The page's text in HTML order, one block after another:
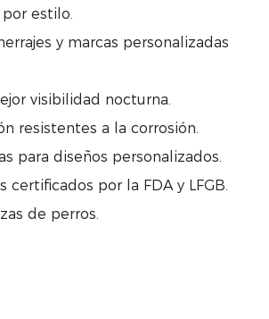
estilo.
y marcas personalizadas
visibilidad nocturna.
resistentes a la corrosión.
para diseños personalizados.
certificados por la FDA y LFGB.
de perros.